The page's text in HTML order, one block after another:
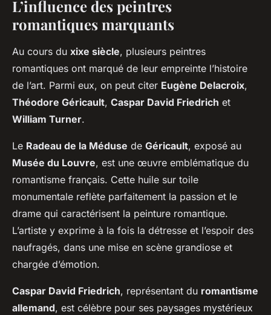
L’influence des peintres
romantiques marquants
Au cours du xixe siècle, plusieurs peintres
romantiques ont marqué de leur empreinte l’histoire
de l’art. Parmi eux, on peut citer Eugène Delacroix,
Théodore Géricault, Caspar David Friedrich et
William Turner.
Le Radeau de la Méduse de Géricault, exposé au
Musée du Louvre, est une œuvre emblématique du
romantisme français. Cette huile sur toile
monumentale reflète parfaitement la passion et le
drame qui caractérisent la peinture romantique.
L’artiste y exprime à la fois la détresse et l’espoir des
naufragés, dans une mise en scène grandiose et
chargée d’émotion.
Caspar David Friedrich, représentant du romantisme
allemand, est célèbre pour ses paysages mystérieux